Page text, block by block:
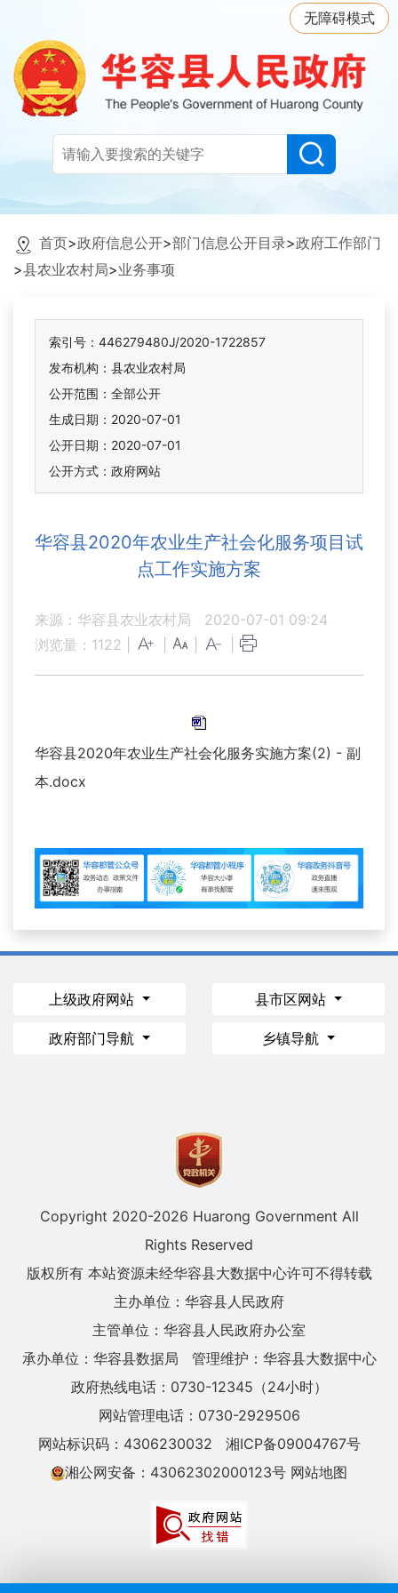
无障碍模式
首页>政府信息公开>部门信息公开目录>政府工作部门
>县农业农村局>业务事项
索引号：446279480J/2020-1722857
发布机构：县农业农村局
公开范围：全部公开
生成日期：2020-07-01
公开日期：2020-07-01
公开方式：政府网站
华容县2020年农业生产社会化服务项目试
点工作实施方案
来源：华容县农业农村局
2020-07-01 09:24
浏览量： 1122
华容县2020年农业生产社会化服务实施方案(2) - 副
本.docx
上级政府网站 县市区网站
政府部门导航 乡镇导航
Copyright 2020-2026 Huarong Government All
Rights Reserved
版权所有 本站资源未经华容县大数据中心许可不得转载
主办单位：华容县人民政府
主管单位：华容县人民政府办公室
承办单位：华容县数据局
管理维护：华容县大数据中心
政府热线电话：0730-12345（24小时）
网站管理电话：0730-2929506
网站标识码：4306230032
湘ICP备09004767号
湘公网安备：43062302000123号 网站地图